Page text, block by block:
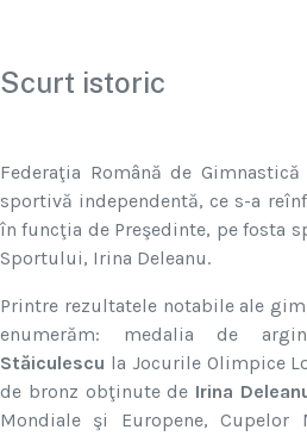
Scurt istoric
Federaţia Română de
sportivă independentă, ce s-a
în funcţia de Preşedinte, pe fosta
Sportului, Irina Deleanu.
Printre rezultatele notabile ale
enumerăm: medalia de
Stăiculescu la Jocurile Olimpice
de bronz obţinute de Irina
Mondiale şi Europene, Cupelor